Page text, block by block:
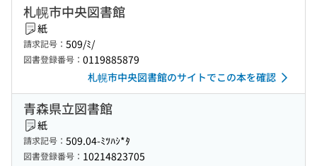
札幌市中央図書館
紙
請求記号： 509/ﾐ/
図書登録番号： 0119885879
札幌市中央図書館のサイトでこの本を確認
青森県立図書館
紙
請求記号： 509.04-ﾐﾂﾊｼ*ﾀ
図書登録番号： 10214823705